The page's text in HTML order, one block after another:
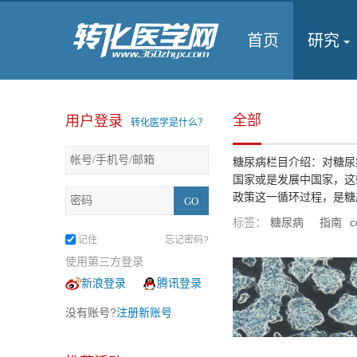
首页 研究
用户登录 转化医学是什么？
记住 忘记密码?
使用第三方登录
新浪登录
腾讯登录
没有账号?注册新账号
全部
糖尿病栏目介绍：对糖
国家或是发展中国家，
政策这一循环过程，是
标签：
糖尿病 指南